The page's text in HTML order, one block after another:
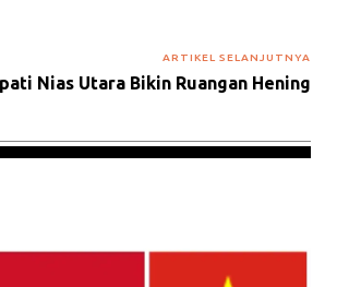
ARTIKEL SELANJUTNYA
Nias Utara Bikin Ruangan Hening